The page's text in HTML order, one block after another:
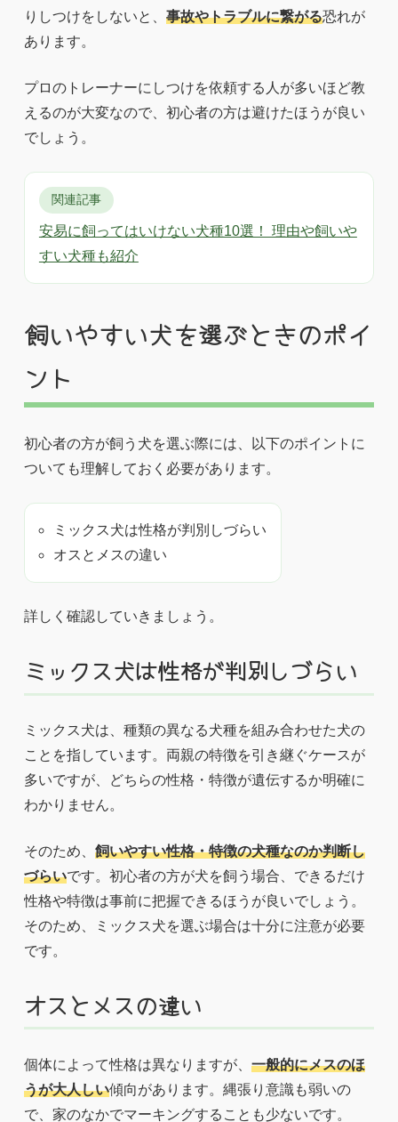
りしつけをしないと、 事故やトラブルに繋がる恐れが
あります。
プロのトレーナーにしつけを依頼する人が多いほど教
えるのが大変なので、初心者の方は避けたほうが良い
でしょう。
関連記事
安易に飼ってはいけない犬種10選！ 理由や飼いや
すい犬種も紹介
飼いやすい犬を選ぶときのポイ
ント
初心者の方が飼う犬を選ぶ際には、以下のポイントに
ついても理解しておく必要があります。
ミックス犬は性格が判別しづらい
オスとメスの違い
詳しく確認していきましょう。
ミックス犬は性格が判別しづらい
ミックス犬は、種類の異なる犬種を組み合わせた犬の
ことを指しています。両親の特徴を引き継ぐケースが
多いですが、どちらの性格・特徴が遺伝するか明確に
わかりません。
そのため、 飼いやすい性格・特徴の犬種なのか判断し
づらいです。初心者の方が犬を飼う場合、できるだけ
性格や特徴は事前に把握できるほうが良いでしょう。
そのため、ミックス犬を選ぶ場合は十分に注意が必要
です。
オスとメスの違い
個体によって性格は異なりますが、 一般的にメスのほ
うが大人しい傾向があります。縄張り意識も弱いの
で、家のなかでマーキングすることも少ないです。